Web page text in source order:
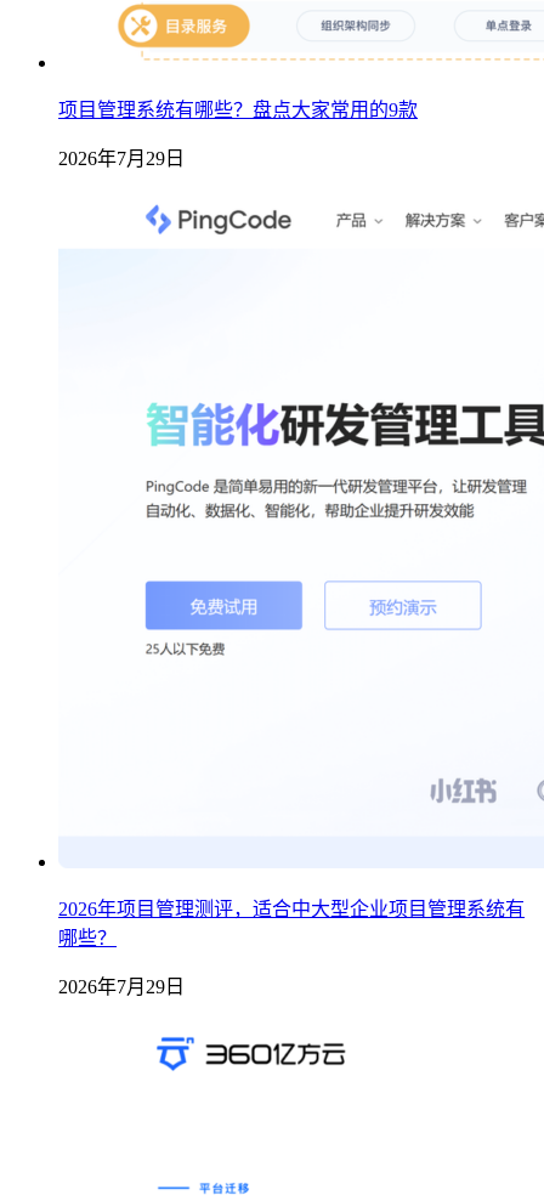
项目管理系统有哪些？盘点大家常用的9款
2026年7月29日
2026年项目管理测评，适合中大型企业项目管理系统有
哪些？
2026年7月29日